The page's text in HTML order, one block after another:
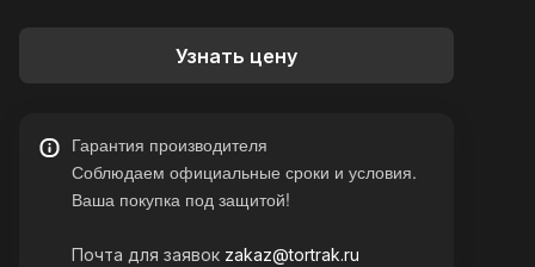
Узнать цену
Гарантия производителя
Соблюдаем официальные сроки и условия.
Ваша покупка под защитой!
Почта для заявок zakaz@tortrak.ru